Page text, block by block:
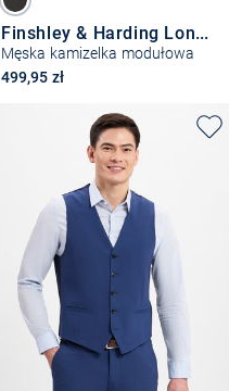
Finshley & Harding London
Męska kamizelka modułowa
499,95 zł